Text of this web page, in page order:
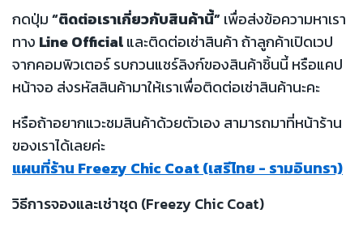
กดปุ่ม“ติดต่อเราเกี่ยวกับสินค้านี้”เพื่อส่งข้อความหาเรา
ทาง Line Officialและติดต่อเช่าสินค้า ถ้าลูกค้าเปิดเวป
จากคอมพิวเตอร์ รบกวนแชร์ลิงก์ของสินค้าชิ้นนี้ หรือแคป
หน้าจอ ส่งรหัสสินค้ามาให้เราเพื่อติดต่อเช่าสินค้านะคะ
หรือถ้าอยากแวะชมสินค้าด้วยตัวเอง สามารถมาที่หน้าร้าน
ของเราได้เลยค่ะ
แผนที่ร้าน Freezy Chic Coat (เสรีไทย - รามอินทรา)
วิธีการจองและเช่าชุด (Freezy Chic Coat)